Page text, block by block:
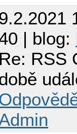
| blog:
Re: RSS